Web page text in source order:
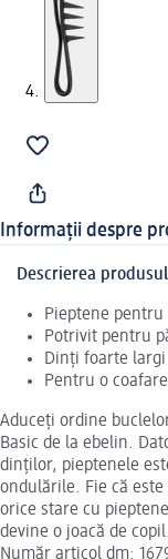
Informații despre
Descrierea
Pieptene
Potrivit pentru
Dinți foarte largi
Pentru o
Aduceți ordine
Basic de la ebelin.
dinților, pieptenele
ondulările. Fie că
orice stare cu
devine o joacă de copil.
Număr articol dm: